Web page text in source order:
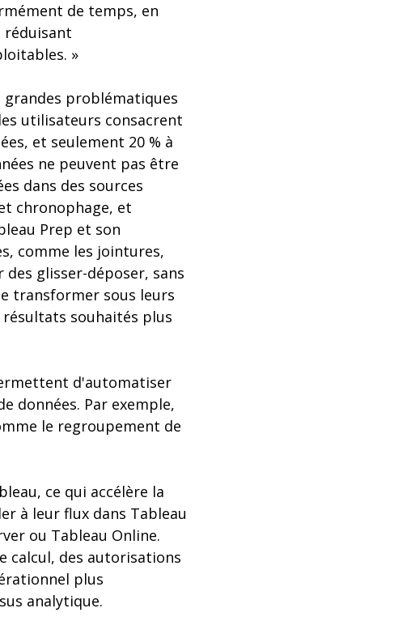
de temps, en
réduisant
»
problématiques
utilisateurs consacrent
et seulement 20 % à
ne peuvent pas être
dans des sources
chronophage, et
Prep et son
comme les jointures,
glisser-déposer, sans
transformer sous leurs
souhaités plus
d'automatiser
données. Par exemple,
le regroupement de
ce qui accélère la
à leur flux dans Tableau
ou Tableau Online.
calcul, des autorisations
plus
analytique.